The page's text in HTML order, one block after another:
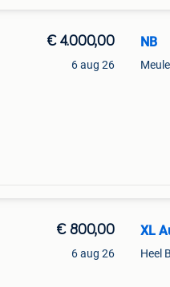
€ 4.000,00
6 aug 26
NB
€ 800,00
6 aug 26
XL
Heel